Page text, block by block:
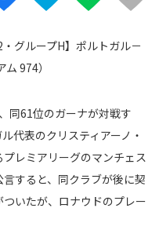
Web
TV
・グループH】ポルトガル－
974）
同61位のガーナが対戦す
代表のクリスティアーノ・
レミアリーグのマンチェス
すると、同クラブが後に契
いたが、ロナウドのプレー